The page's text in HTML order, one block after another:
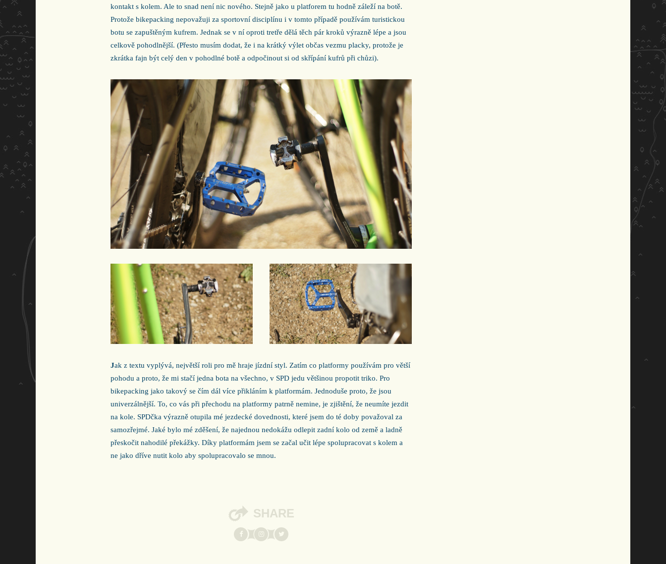
kontakt s kolem. Ale to snad není nic nového. Stejně jako u platforem tu hodně záleží na botě.
Protože bikepacking nepovažuji za sportovní disciplínu i v tomto případě používám turistickou
botu se zapuštěným kufrem. Jednak se v ní oproti tretře dělá těch pár kroků výrazně lépe a jsou
celkově pohodlnější. (Přesto musím dodat, že i na krátký výlet občas vezmu placky, protože je
zkrátka fajn být celý den v pohodlné botě a odpočinout si od skřípání kufrů při chůzi).
Jak z textu vyplývá, největší roli pro mě hraje jízdní styl. Zatím co platformy používám pro větší
pohodu a proto, že mi stačí jedna bota na všechno, v SPD jedu většinou propotit triko. Pro
bikepacking jako takový se čím dál více přikláním k platformám. Jednoduše proto, že jsou
univerzálnější. To, co vás při přechodu na platformy patrně nemine, je zjištění, že neumíte jezdit
na kole. SPDčka výrazně otupila mé jezdecké dovednosti, které jsem do té doby považoval za
samozřejmé. Jaké bylo mé zděšení, že najednou nedokážu odlepit zadní kolo od země a ladně
přeskočit nahodilé překážky. Díky platformám jsem se začal učit lépe spolupracovat s kolem a
ne jako dříve nutit kolo aby spolupracovalo se mnou.
SHARE